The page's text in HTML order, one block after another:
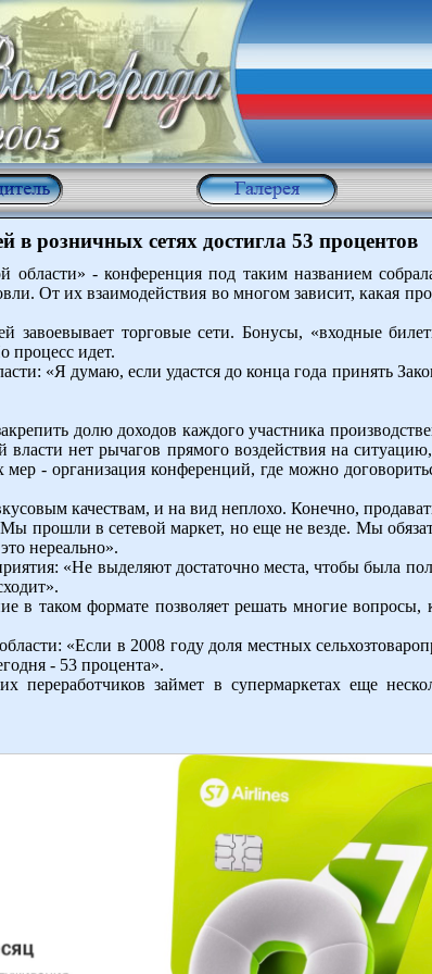
в розничных сетях достигла 53 процентов
области» - конференция под таким названием
От их взаимодействия во многом зависит, какая
завоевывает торговые сети. Бонусы, «входные
процесс идет.
«Я думаю, если удастся до конца года принять
долю доходов каждого участника
власти нет рычагов прямого воздействия на
- организация конференций, где можно
качествам, и на вид неплохо. Конечно,
прошли в сетевой маркет, но еще не везде. Мы
нереально».
«Не выделяют достаточно места, чтобы была
в таком формате позволяет решать многие вопросы,
«Если в 2008 году доля местных
- 53 процента».
переработчиков займет в супермаркетах еще